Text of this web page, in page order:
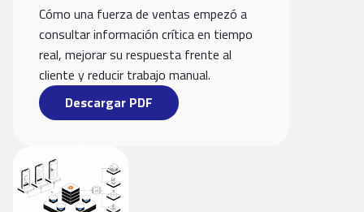
Cómo una fuerza de ventas empezó a
consultar información crítica en tiempo
real, mejorar su respuesta frente al
cliente y reducir trabajo manual.
Descargar PDF